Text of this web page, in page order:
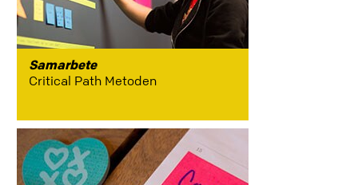
Samarbete
Critical Path Metoden